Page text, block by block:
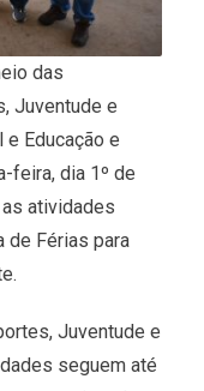
das
Juventude e
Educação e
feira, dia 1º de
as atividades
de Férias para
Juventude e
seguem até